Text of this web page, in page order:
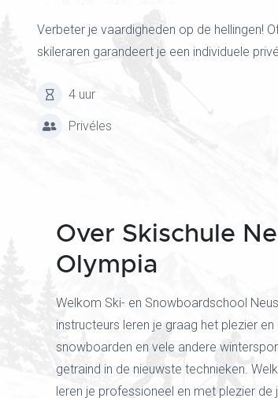
Verbeter je vaardigheden op de hellingen!
skileraren garandeert je een individuele
4 uur
Privéles
Over Skischule
Olympia
Welkom Ski- en Snowboardschool
instructeurs leren je graag het plezier
snowboarden en vele andere
getraind in de nieuwste technieken.
leren je professioneel en met plezier de